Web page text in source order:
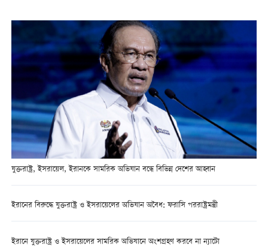
যুক্তরাষ্ট্র, ইসরায়েল, ইরানকে সামরিক অভিযান বন্ধে বিভিন্ন দেশের আহ্বান
ইরানের বিরুদ্ধে যুক্তরাষ্ট্র ও ইসরায়েলের অভিযান অবৈধ: ফরাসি পররাষ্ট্রমন্ত্রী
ইরানে যুক্তরাষ্ট্র ও ইসরায়েলের সামরিক অভিযানে অংশগ্রহণ করবে না ন্যাটো